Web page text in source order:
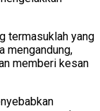
termasuklah yang
mengandung,
memberi kesan